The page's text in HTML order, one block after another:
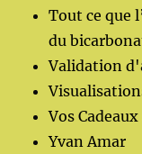
Tout ce que
du
Validation
Vos
Yvan Amar